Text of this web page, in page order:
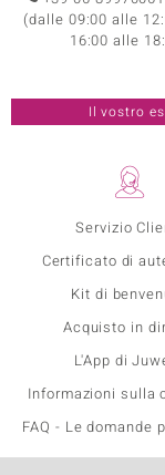
Servizio
Certificato di
Kit di
Acquisto in
L'App di
Informazioni sulla
FAQ - Le domande
(dalle 09:00 alle
16:00 alle
Il vostro